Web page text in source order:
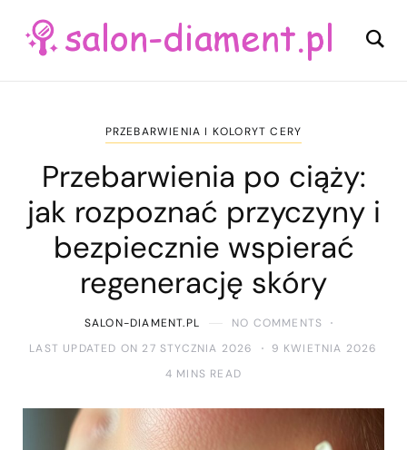
PRZEBARWIENIA I KOLORYT CERY
Przebarwienia po ciąży:
jak rozpoznać przyczyny i
bezpiecznie wspierać
regenerację skóry
SALON-DIAMENT.PL
NO COMMENTS
LAST UPDATED ON 27 STYCZNIA 2026
9 KWIETNIA 2026
4 MINS READ